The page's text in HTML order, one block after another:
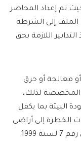
تم إعداد المحاضر
الملف إلى الشرطة
اللازمة بحق
معالجة أو حرق
المخصصة لذلك،
البيئة بما يكفل
الخطرة إلى أراضي
دولة فلسطين وفقا للمادة 13 ــ أ من قانون رقم 7 لسنة 1999